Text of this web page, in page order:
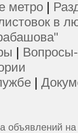
метро |
в
|
|
объявлений на